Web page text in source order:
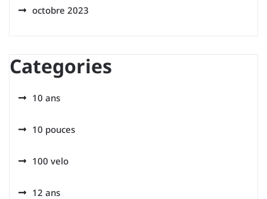
octobre 2023
Categories
10 ans
10 pouces
100 velo
12 ans